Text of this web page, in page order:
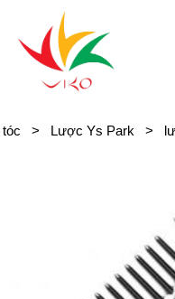
> Lược Ys Park >